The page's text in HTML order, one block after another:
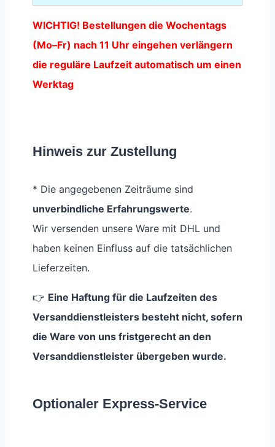
WICHTIG! Bestellungen die Wochentags
(Mo–Fr) nach 11 Uhr eingehen verlängern
die reguläre Laufzeit automatisch um einen
Werktag
Hinweis zur Zustellung
* Die angegebenen Zeiträume sind
unverbindliche Erfahrungswerte.
Wir versenden unsere Ware mit DHL und
haben keinen Einfluss auf die tatsächlichen
Lieferzeiten.
👉 Eine Haftung für die Laufzeiten des
Versanddienstleisters besteht nicht, sofern
die Ware von uns fristgerecht an den
Versanddienstleister übergeben wurde.
Optionaler Express-Service